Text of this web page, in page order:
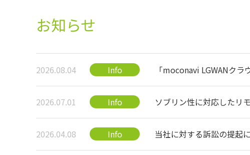
お知らせ
2026.08.04 Info
「moconavi LGWANク
務効率化を強力に支援
2026.07.01
Info
ソブリン性に対応したリモ
ュキャンペーン2026のご
2026.04.08
Info 当社に対する訴訟の提起